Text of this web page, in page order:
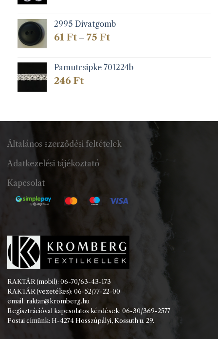
2995 Divatgomb
61 Ft – 75 FtÁrtartomány:
75 Ft
Pamutcsipke 701224b
246 Ft
Általános szerződési feltételek
Adatkezelési tájékoztató
Kapcsolat
RAKTÁR (mobil): 06-70/63-43-173
RAKTÁR (vezetékes): 06-52/77-22-00
email: raktar@kromberg.hu
Regisztrációval kapcsolatos kérdések: 06-30/369-2577
Postai címünk: H-4274 Hosszúpályi, Kossuth u. 29.